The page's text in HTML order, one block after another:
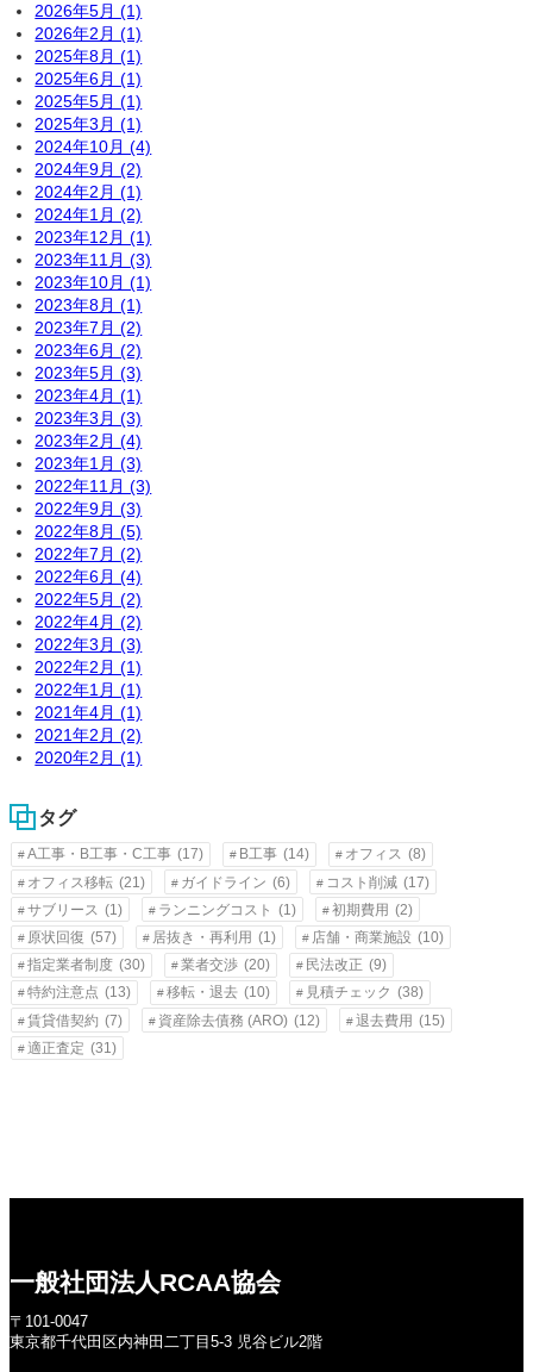
2026年5月 (1)
2026年2月 (1)
2025年8月 (1)
2025年6月 (1)
2025年5月 (1)
2025年3月 (1)
2024年10月 (4)
2024年9月 (2)
2024年2月 (1)
2024年1月 (2)
2023年12月 (1)
2023年11月 (3)
2023年10月 (1)
2023年8月 (1)
2023年7月 (2)
2023年6月 (2)
2023年5月 (3)
2023年4月 (1)
2023年3月 (3)
2023年2月 (4)
2023年1月 (3)
2022年11月 (3)
2022年9月 (3)
2022年8月 (5)
2022年7月 (2)
2022年6月 (4)
2022年5月 (2)
2022年4月 (2)
2022年3月 (3)
2022年2月 (1)
2022年1月 (1)
2021年4月 (1)
2021年2月 (2)
2020年2月 (1)
タグ
A工事・B工事・C工事 (17) B工事 (14) オフィス (8)
オフィス移転 (21) ガイドライン (6) コスト削減 (17)
サブリース (1) ランニングコスト (1) 初期費用 (2)
原状回復 (57) 居抜き・再利用 (1) 店舗・商業施設 (10)
指定業者制度 (30) 業者交渉 (20) 民法改正 (9)
特約注意点 (13) 移転・退去 (10) 見積チェック (38)
賃貸借契約 (7) 資産除去債務 (ARO) (12) 退去費用 (15)
適正査定 (31)
一般社団法人RCAA協会
〒101-0047
東京都千代田区内神田二丁目5-3 児谷ビル2階